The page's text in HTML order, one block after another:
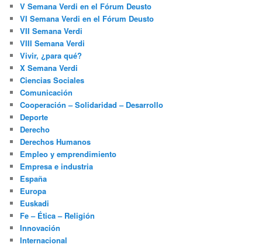
V Semana Verdi en el Fórum Deusto
VI Semana Verdi en el Fórum Deusto
VII Semana Verdi
VIII Semana Verdi
Vivir, ¿para qué?
X Semana Verdi
Ciencias Sociales
Comunicación
Cooperación – Solidaridad – Desarrollo
Deporte
Derecho
Derechos Humanos
Empleo y emprendimiento
Empresa e industria
España
Europa
Euskadi
Fe – Ética – Religión
Innovación
Internacional